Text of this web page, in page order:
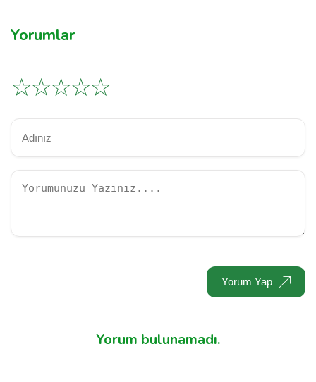
Yorumlar
☆
☆
☆
☆
☆
Yorum Yap
Yorum bulunamadı.